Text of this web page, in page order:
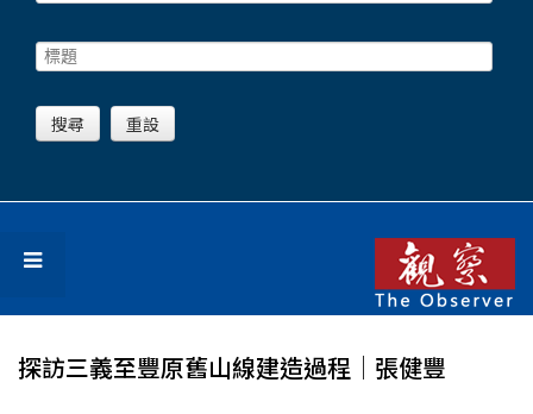
探訪三義至豐原舊山線建造過程│張健豐